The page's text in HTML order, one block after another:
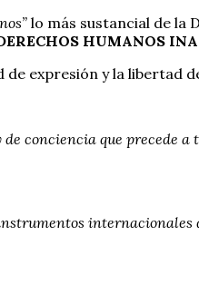
lo más sustancial de la
HUMANOS
expresión y la libertad
conciencia que precede
internacionales